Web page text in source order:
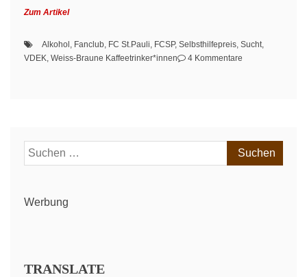
Zum Artikel
Alkohol , Fanclub, FC St.Pauli, FCSP, Selbsthilfepreis, Sucht,
VDEK, Weiss-Braune Kaffeetrinker*innen 4 Kommentare
Braunen
Suchen
nach:
Werbung
TRANSLATE